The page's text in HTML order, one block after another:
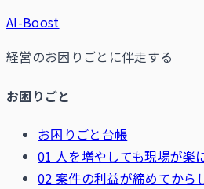
AI-Boost
経営のお困りごとに伴走する
お困りごと
お困りごと台帳
01 人を増やしても現場が楽
02 案件の利益が締めてから